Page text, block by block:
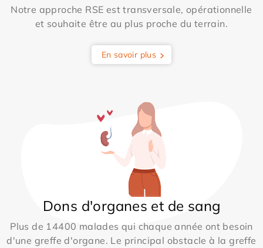
Notre approche RSE est transversale, opérationnelle
et souhaite être au plus proche du terrain.
En savoir plus
Dons d'organes et de sang
Plus de 14400 malades qui chaque année ont besoin
d'une greffe d'organe. Le principal obstacle à la greffe